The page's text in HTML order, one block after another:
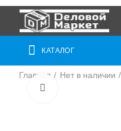
КАТАЛОГ
Главная Нет в наличии